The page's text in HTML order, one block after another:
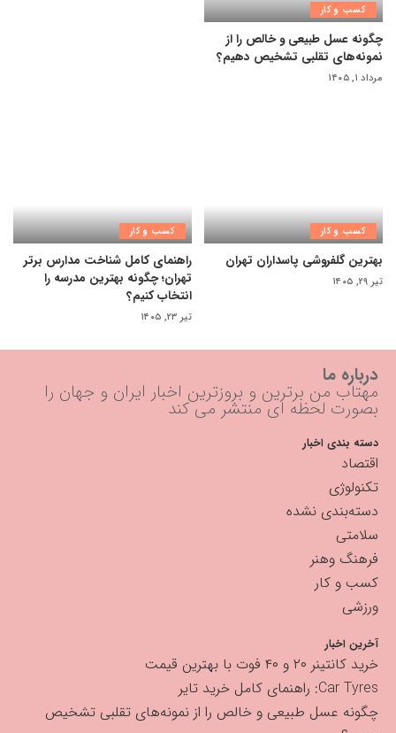
کسب و کار
چگونه عسل طبیعی و خالص را از
نمونه‌های تقلبی تشخیص دهیم؟
مرداد ۱, ۱۴۰۵
کسب و کار
بهترین گلفروشی پاسداران تهران
تیر ۲۹, ۱۴۰۵
کسب و کار
راهنمای کامل شناخت مدارس برتر
تهران؛ چگونه بهترین مدرسه را
انتخاب کنیم؟
تیر ۲۳, ۱۴۰۵
درباره ما
مهتاب من برترین و بروزترین اخبار ایران و جهان را
بصورت لحظه ای منتشر می کند
دسته بندی اخبار
اقتصاد
تکنولوژی
دسته‌بندی نشده
سلامتی
فرهنگ وهنر
کسب و کار
ورزشی
آخرین اخبار
خرید کانتینر ۲۰ و ۴۰ فوت با بهترین قیمت
Car Tyres: راهنمای کامل خرید تایر
چگونه عسل طبیعی و خالص را از نمونه‌های تقلبی تشخیص